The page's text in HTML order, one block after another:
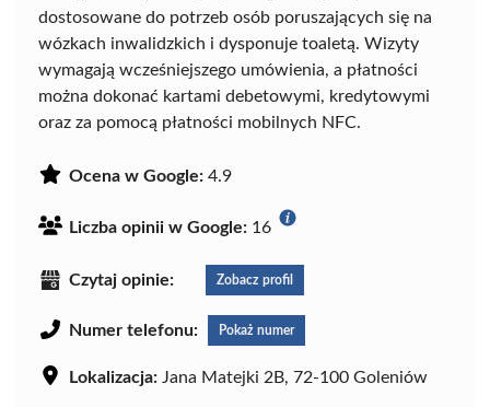
dostosowane do potrzeb osób poruszających się na
wózkach inwalidzkich i dysponuje toaletą. Wizyty
wymagają wcześniejszego umówienia, a płatności
można dokonać kartami debetowymi, kredytowymi
oraz za pomocą płatności mobilnych NFC.
Ocena w Google: 4.9
Liczba opinii w Google: 16
Czytaj opinie: Zobacz profil
Numer telefonu: Pokaż numer
Lokalizacja: Jana Matejki 2B, 72-100 Goleniów